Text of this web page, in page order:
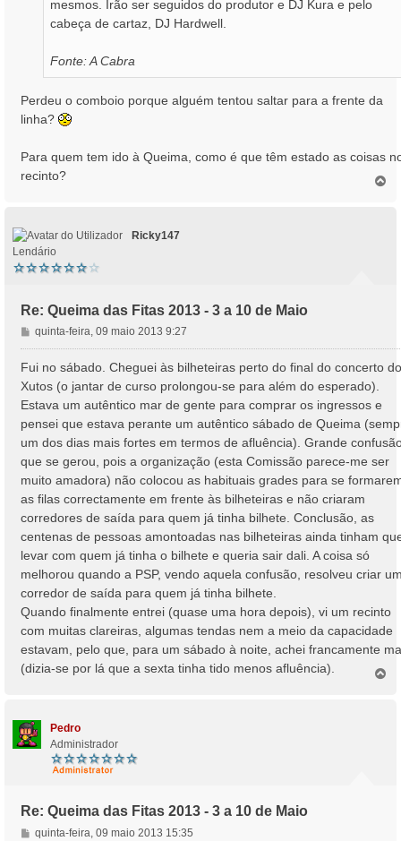
mesmos. Irão ser seguidos do produtor e DJ Kura e pelo
cabeça de cartaz, DJ Hardwell.
Fonte: A Cabra
Perdeu o comboio porque alguém tentou saltar para a frente da
linha?
Para quem tem ido à Queima, como é que têm estado as coisas
recinto?
Ricky147
Lendário
Re: Queima das Fitas 2013 - 3 a 10 de Maio
M
e
n
g
e
m
quinta-feira, 09 maio 2013 9:27
Fui no sábado. Cheguei às bilheteiras perto do final do concerto
Xutos (o jantar de curso prolongou-se para além do esperado).
Estava um autêntico mar de gente para comprar os ingressos e
pensei que estava perante um autêntico sábado de Queima
um dos dias mais fortes em termos de afluência). Grande
que se gerou, pois a organização (esta Comissão parece-me ser
muito amadora) não colocou as habituais grades para se
as filas correctamente em frente às bilheteiras e não criaram
corredores de saída para quem já tinha bilhete. Conclusão, as
centenas de pessoas amontoadas nas bilheteiras ainda tinham
levar com quem já tinha o bilhete e queria sair dali. A coisa só
melhorou quando a PSP, vendo aquela confusão, resolveu criar
corredor de saída para quem já tinha bilhete.
Quando finalmente entrei (quase uma hora depois), vi um recinto
com muitas clareiras, algumas tendas nem a meio da capacidade
estavam, pelo que, para um sábado à noite, achei francamente
(dizia-se por lá que a sexta tinha tido menos afluência).
Pedro
Administrador
Re: Queima das Fitas 2013 - 3 a 10 de Maio
M
quinta-feira, 09 maio 2013 15:35